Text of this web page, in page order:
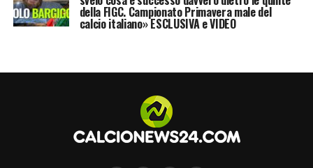
della FIGC. Campionato Primavera male del
calcio italiano» ESCLUSIVA e VIDEO